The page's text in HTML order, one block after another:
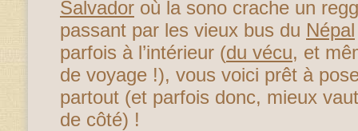
Salvador où la sono crache un
passant par les vieux bus du Népal
parfois à l’intérieur (du vécu, et
de voyage !), vous voici prêt à
partout (et parfois donc, mieux
de côté) !